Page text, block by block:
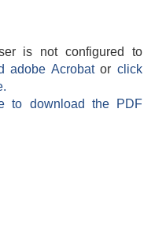
is not configured to
adobe Acrobatorclick
to download the PDF